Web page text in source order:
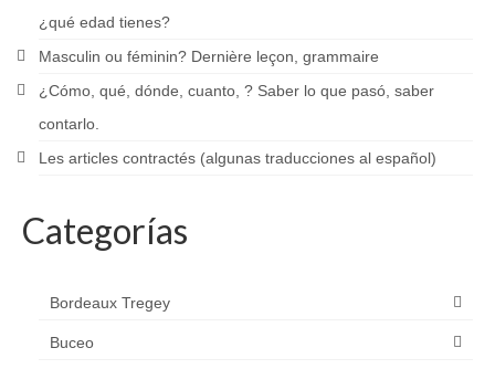
¿qué edad tienes?
Masculin ou féminin? Dernière leçon, grammaire
¿Cómo, qué, dónde, cuanto, ? Saber lo que pasó, saber
contarlo.
Les articles contractés (algunas traducciones al español)
Categorías
Bordeaux Tregey
Buceo